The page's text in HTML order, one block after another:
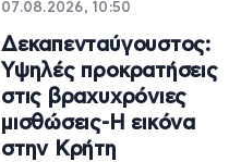
07.08.2026, 10:50
Δεκαπενταύγουστος:
Υψηλές προκρατήσεις
στις βραχυχρόνιες
μισθώσεις-Η εικόνα
στην Κρήτη